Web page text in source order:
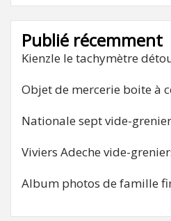
Publié récemment
Kienzle le tachymètre
Objet de mercerie boite à
Nationale sept vide-
Viviers Adeche vide-
Album photos de famille